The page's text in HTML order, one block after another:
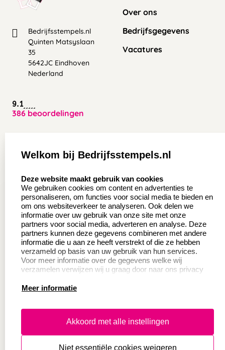
Bedrijfsstempels.nl
Quinten Matsyslaan
35
5642JC Eindhoven
Nederland
9.1
386 beoordelingen
Over ons
Bedrijfsgegevens
Vacatures
Wederverkoper
worden
Sale
Betaling & Verzending
Veel gestelde vragen
Retourneren
Herroepingsrecht
Productinformatie:
Instructie voor
Aanleverspecificaties
Safety Sheets
Welkom bij Bedrijfsstempels.nl
Deze website maakt gebruik van cookies
We gebruiken cookies om content en advertenties te
personaliseren, om functies voor social media te bieden en
om ons websiteverkeer te analyseren. Ook delen we
informatie over uw gebruik van onze site met onze
partners voor social media, adverteren en analyse. Deze
partners kunnen deze gegevens combineren met andere
informatie die u aan ze heeft verstrekt of die ze hebben
verzameld op basis van uw gebruik van hun services.
Voor meer informatie over de gegevens welke wij
verzamelen verwijzen wij u graag door naar ons privacy
Meer informatie
Akkoord met alle instellingen
Niet essentiële cookies weigeren